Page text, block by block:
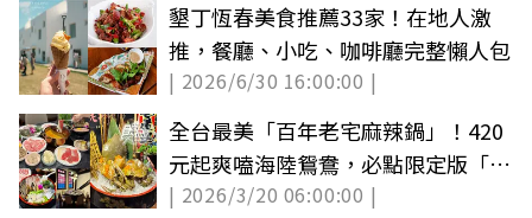
墾丁恆春美食推薦33家！在地人激
推，餐廳、小吃、咖啡廳完整懶人包
| 2026/6/30 16:00:00 |
全台最美「百年老宅麻辣鍋」！420
元起爽嗑海陸鴛鴦，必點限定版「雞
煲蟹鍋」
| 2026/3/20 06:00:00 |